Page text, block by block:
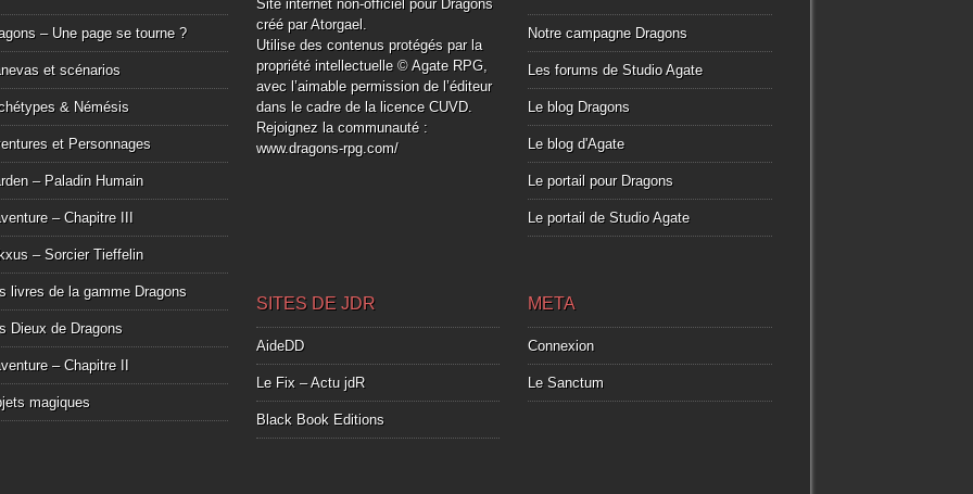
– Une page se tourne ?
et scénarios
& Némésis
et Personnages
– Paladin Humain
– Chapitre III
– Sorcier Tieffelin
livres de la gamme Dragons
Dieux de Dragons
– Chapitre II
magiques
Site internet non-officiel pour Dragons
créé par Atorgael.
Utilise des contenus protégés par la
propriété intellectuelle © Agate RPG,
avec l’aimable permission de l’éditeur
dans le cadre de la licence CUVD.
Rejoignez la communauté :
www.dragons-rpg.com/
Notre campagne Dragons
Les forums de Studio Agate
Le blog Dragons
Le blog d'Agate
Le portail pour Dragons
Le portail de Studio Agate
SITES DE JDR
AideDD
Le Fix – Actu jdR
Black Book Editions
META
Connexion
Le Sanctum